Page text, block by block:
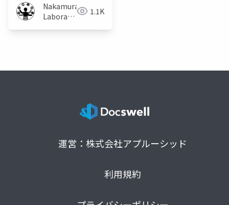
Nakamura
Laboratory
1.1K
運営：株式会社アプルーシッド
利用規約